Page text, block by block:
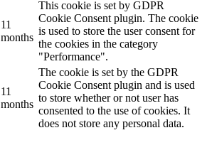
11
months
This cookie is set by GDPR
Cookie Consent plugin. The cookie
is used to store the user consent for
the cookies in the category
"Performance".
11
months
The cookie is set by the GDPR
Cookie Consent plugin and is used
to store whether or not user has
consented to the use of cookies. It
does not store any personal data.